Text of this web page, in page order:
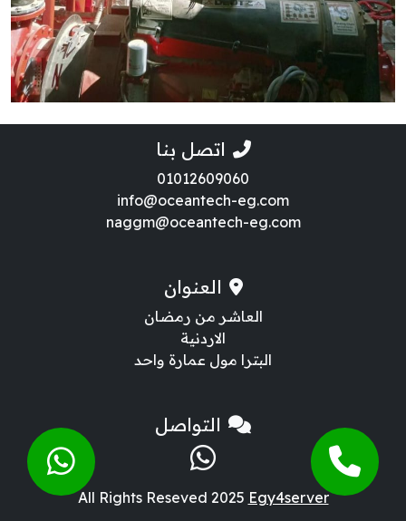
اتصل بنا
01012609060
info@oceantech-eg.com
naggm@oceantech-eg.com
العنوان
العاشر من رمضان
الاردنية
البترا مول عمارة واحد
التواصل
All Rights Reseved 2025 Egy4server